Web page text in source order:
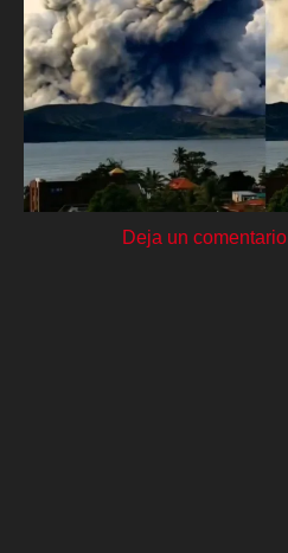
Deja un comentario